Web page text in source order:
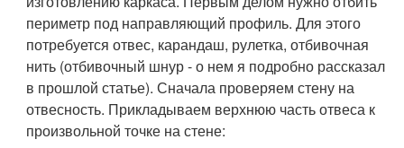
периметр под направляющий профиль. Для этого
потребуется отвес, карандаш, рулетка, отбивочная
нить (отбивочный шнур - о нем я подробно рассказал
в прошлой статье). Сначала проверяем стену на
отвесность. Прикладываем верхнюю часть отвеса к
произвольной точке на стене: